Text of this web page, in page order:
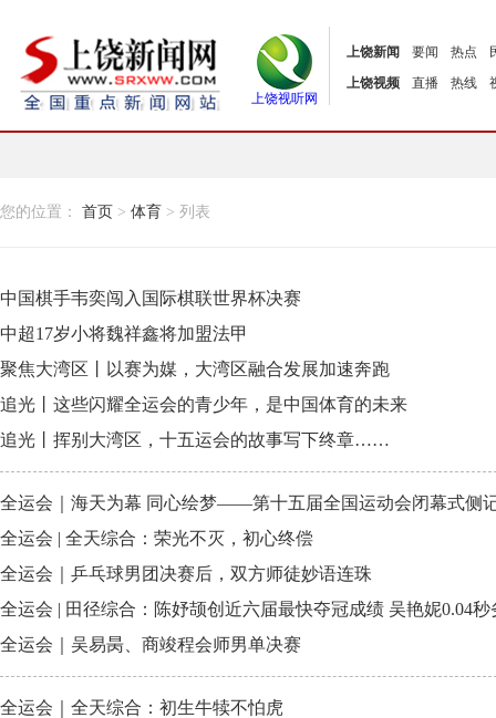
上饶视听网
上饶新闻 要闻 热点
上饶视频
直播 热线
您的位置： 首页 > 体育 > 列表
中国棋手韦奕闯入国际棋联世界杯决赛
中超17岁小将魏祥鑫将加盟法甲
聚焦大湾区丨以赛为媒，大湾区融合发展加速奔跑
追光丨这些闪耀全运会的青少年，是中国体育的未来
追光丨挥别大湾区，十五运会的故事写下终章……
全运会｜海天为幕 同心绘梦——第十五届全国运动会闭幕式侧
全运会 | 全天综合：荣光不灭，初心终偿
全运会｜乒乓球男团决赛后，双方师徒妙语连珠
全运会 | 田径综合：陈妤颉创近六届最快夺冠成绩 吴艳妮0.04秒
全运会｜吴易昺、商竣程会师男单决赛
全运会｜全天综合：初生牛犊不怕虎